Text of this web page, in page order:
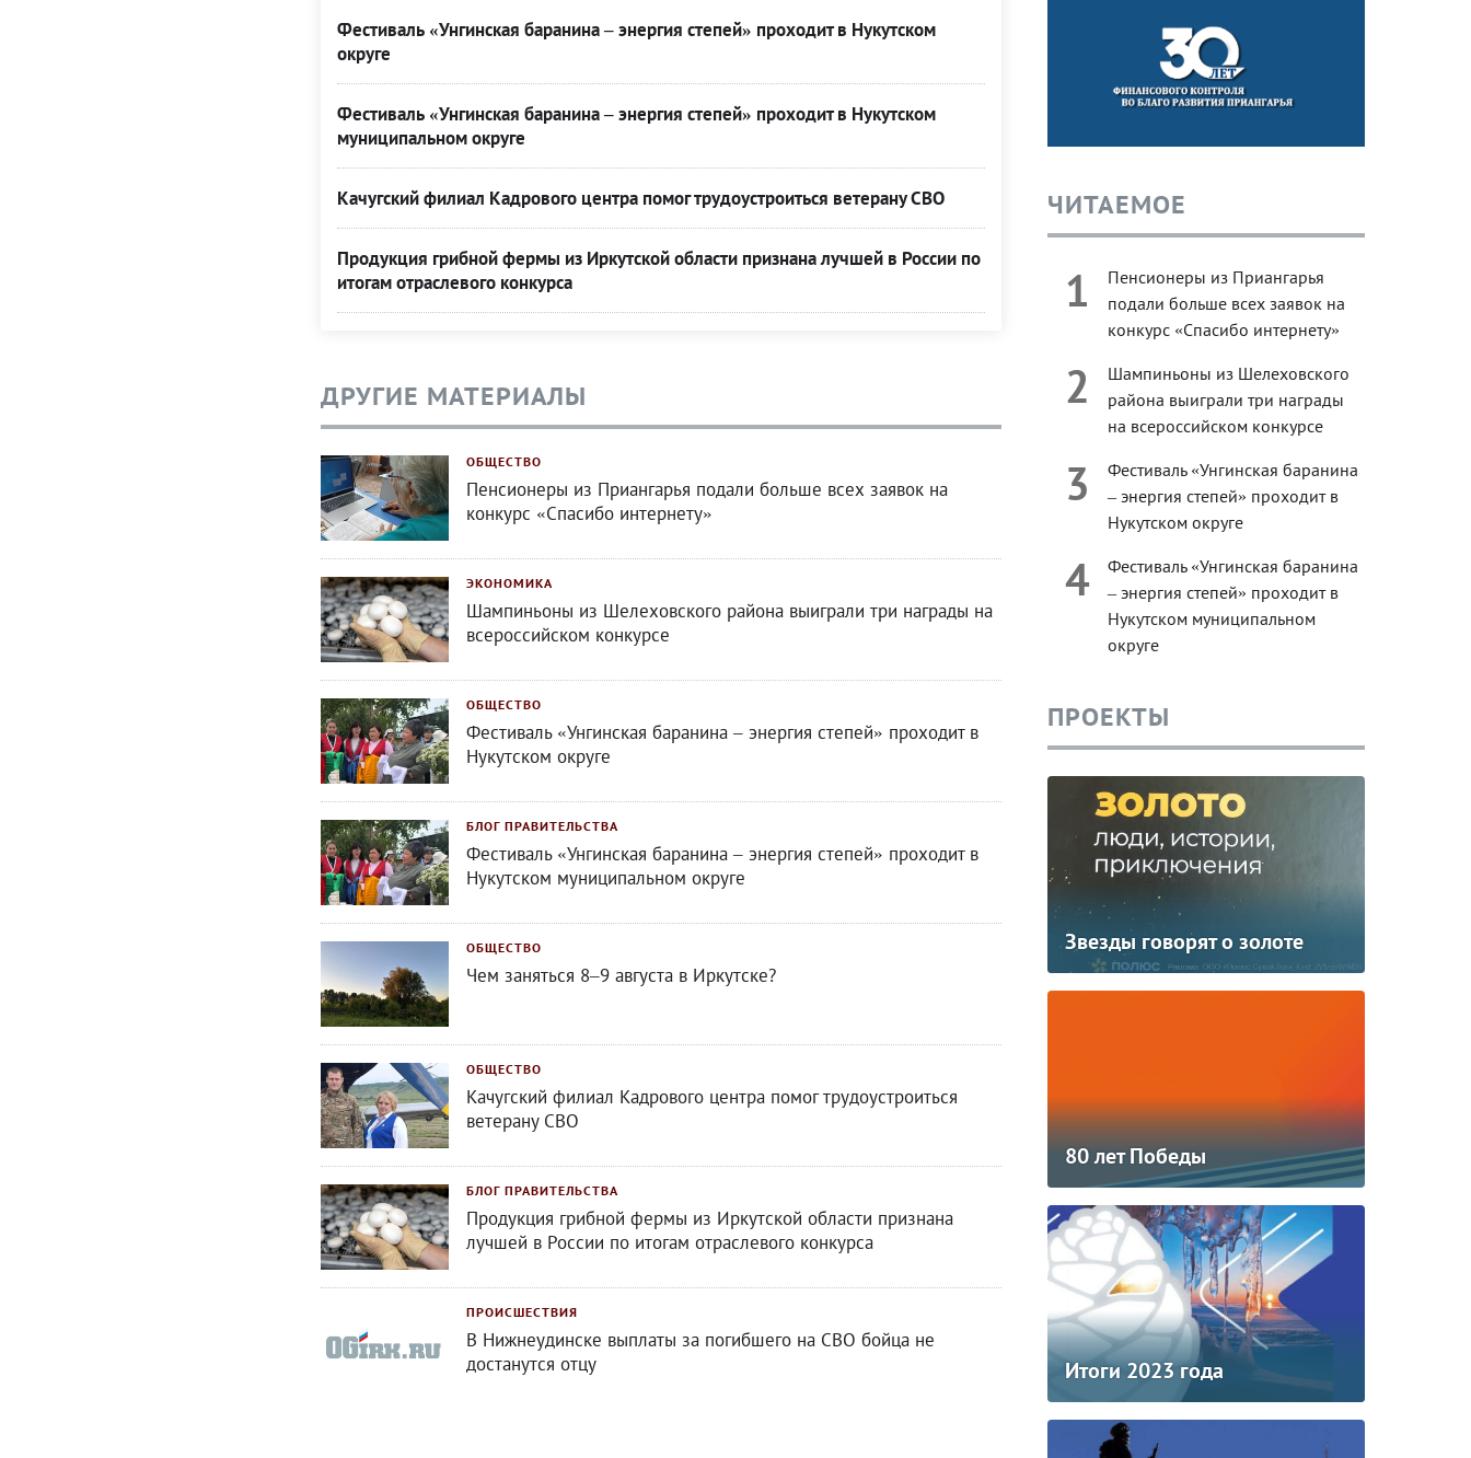
Фестиваль «Унгинская баранина – энергия степей» проходит в Нукутском
округе
Фестиваль «Унгинская баранина – энергия степей» проходит в Нукутском
муниципальном округе
Качугский филиал Кадрового центра помог трудоустроиться ветерану СВО
Продукция грибной фермы из Иркутской области признана лучшей в России по
итогам отраслевого конкурса
ДРУГИЕ МАТЕРИАЛЫ
ОБЩЕСТВО
Пенсионеры из Приангарья подали больше всех заявок на
конкурс «Спасибо интернету»
ЭКОНОМИКА
Шампиньоны из Шелеховского района выиграли три награды на
всероссийском конкурсе
ОБЩЕСТВО
Фестиваль «Унгинская баранина – энергия степей» проходит в
Нукутском округе
БЛОГ ПРАВИТЕЛЬСТВА
Фестиваль «Унгинская баранина – энергия степей» проходит в
Нукутском муниципальном округе
ОБЩЕСТВО
Чем заняться 8–9 августа в Иркутске?
ОБЩЕСТВО
Качугский филиал Кадрового центра помог трудоустроиться
ветерану СВО
БЛОГ ПРАВИТЕЛЬСТВА
Продукция грибной фермы из Иркутской области признана
лучшей в России по итогам отраслевого конкурса
ПРОИСШЕСТВИЯ
В Нижнеудинске выплаты за погибшего на СВО бойца не
достанутся отцу
ЧИТАЕМОЕ
1
Пенсионеры из Приангарья
подали больше всех заявок на
конкурс «Спасибо интернету»
2
Шампиньоны из Шелеховского
района выиграли три награды
на всероссийском конкурсе
3
Фестиваль «Унгинская баранина
– энергия степей» проходит в
Нукутском округе
4
Фестиваль «Унгинская баранина
– энергия степей» проходит в
Нукутском муниципальном
округе
ПРОЕКТЫ
Звезды говорят о золоте
80 лет Победы
Итоги 2023 года